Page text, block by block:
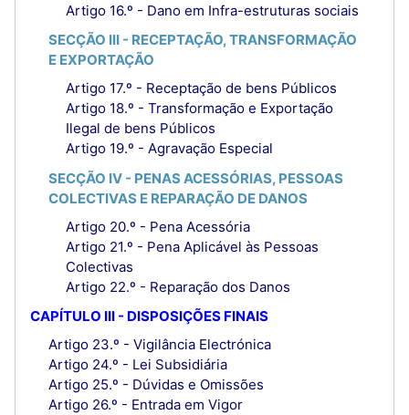
Artigo 16.º - Dano em Infra-estruturas sociais
SECÇÃO III - RECEPTAÇÃO, TRANSFORMAÇÃO
E EXPORTAÇÃO
Artigo 17.º - Receptação de bens Públicos
Artigo 18.º - Transformação e Exportação
Ilegal de bens Públicos
Artigo 19.º - Agravação Especial
SECÇÃO IV - PENAS ACESSÓRIAS, PESSOAS
COLECTIVAS E REPARAÇÃO DE DANOS
Artigo 20.º - Pena Acessória
Artigo 21.º - Pena Aplicável às Pessoas
Colectivas
Artigo 22.º - Reparação dos Danos
CAPÍTULO III - DISPOSIÇÕES FINAIS
Artigo 23.º - Vigilância Electrónica
Artigo 24.º - Lei Subsidiária
Artigo 25.º - Dúvidas e Omissões
Artigo 26.º - Entrada em Vigor